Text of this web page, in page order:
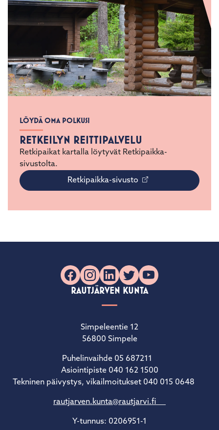
LÖYDÄ OMA POLKUSI
RETKEILYN REITTIPALVELU
Retkipaikat kartalla löytyvät Retkipaikka-
sivustolta.
Retkipaikka-sivusto
Facebook
Instagram
LinkedIn
X YouTube
RAUTJÄRVEN KUNTA
Simpeleentie 12
56800 Simpele
Puhelinvaihde 05 687211
Asiointipiste 040 162 1500
Tekninen päivystys, vikailmoitukset 040 015 0648
rautjarven.kunta@rautjarvi.fi
Y-tunnus: 0206951-1